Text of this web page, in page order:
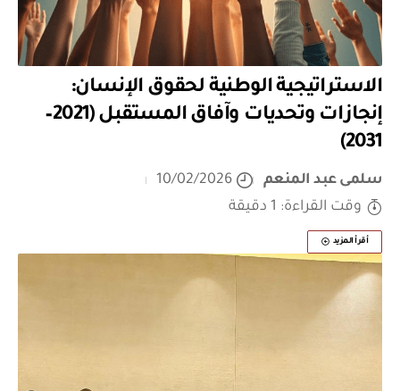
الاستراتيجية الوطنية لحقوق الإنسان:
إنجازات وتحديات وآفاق المستقبل (2021–
2031)
سلمى عبد المنعم
10/02/2026
وقت القراءة: 1 دقيقة
أقرأ المزيد